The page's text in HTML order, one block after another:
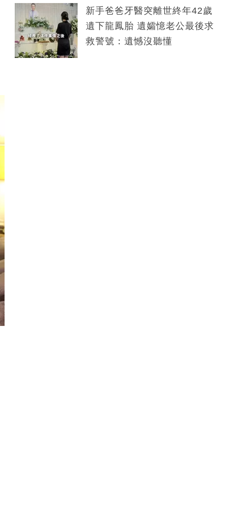
新手爸爸牙醫突離世終年42歲
遺下龍鳳胎 遺孀憶老公最後求
救警號：遺憾沒聽懂